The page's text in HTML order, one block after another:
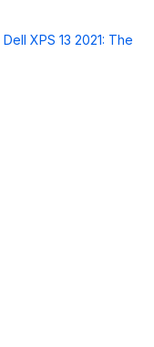
Dell XPS 13 2021: The